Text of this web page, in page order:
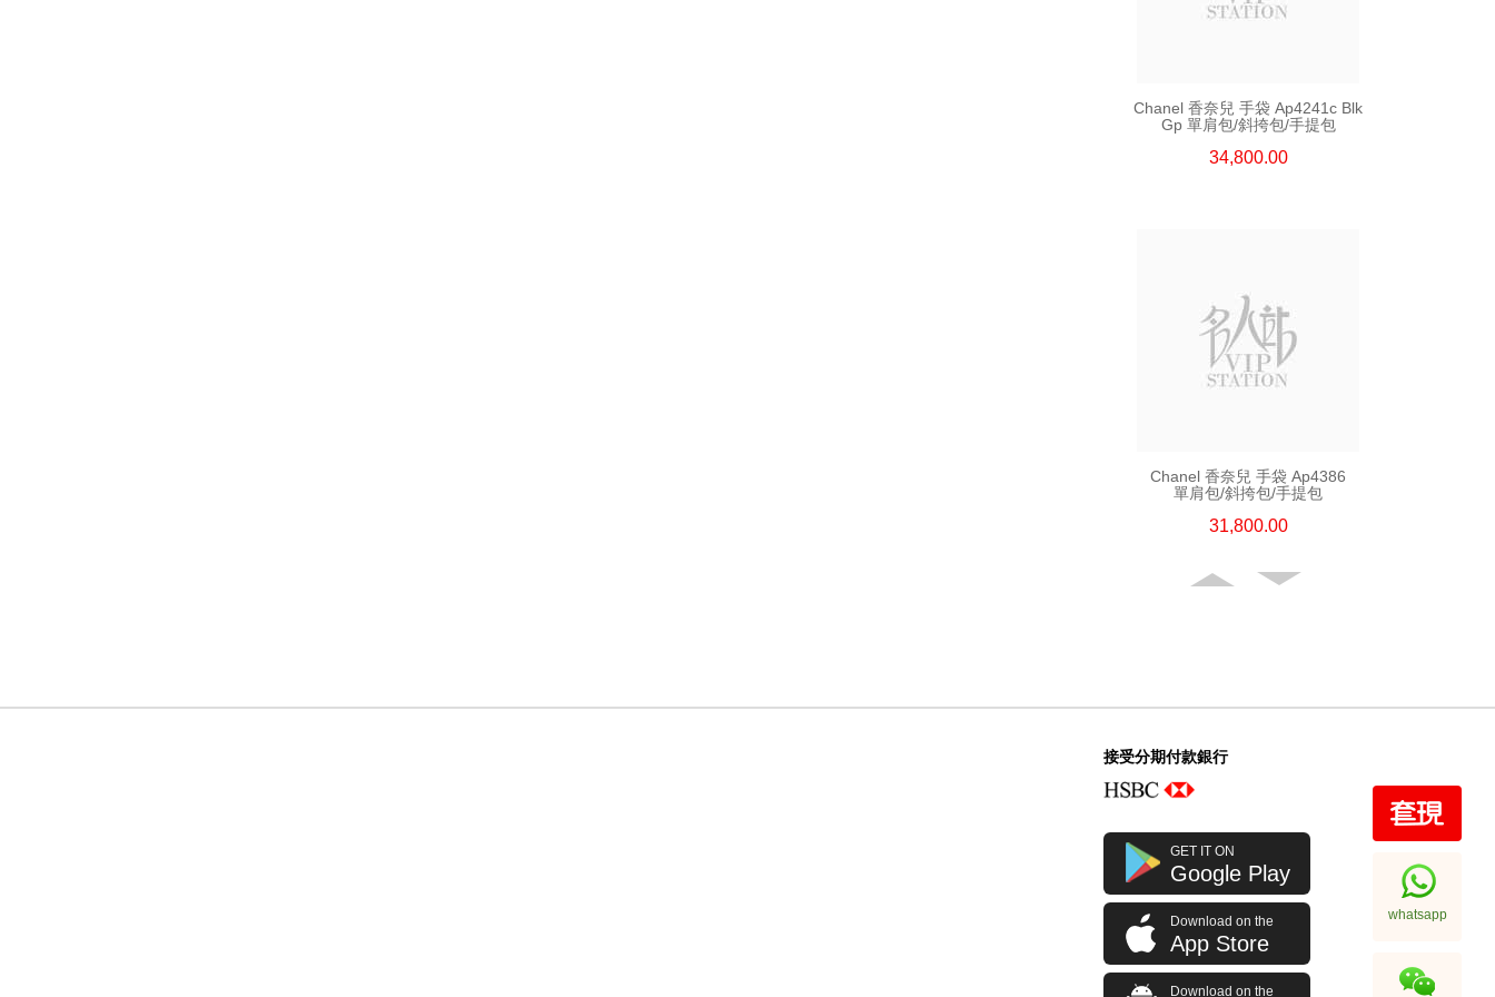
Chanel 香奈兒 手袋 Ap4241c Blk
Gp 單肩包/斜挎包/手提包
34,800.00
Chanel 香奈兒 手袋 Ap4386
單肩包/斜挎包/手提包
31,800.00
Chanel 香奈兒 手袋 Ap4936c Blk
Gp 單肩包/斜挎包
32,800.00
接受分期付款銀行
GET IT ON
Google Play
Download on the
App Store
Download on the
whatsapp